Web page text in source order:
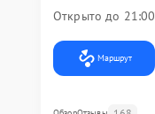
Открыто до 21:00
Маршрут